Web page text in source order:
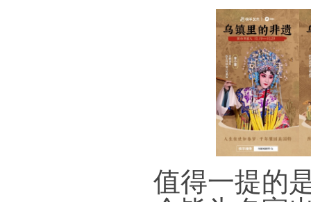
值得一提的